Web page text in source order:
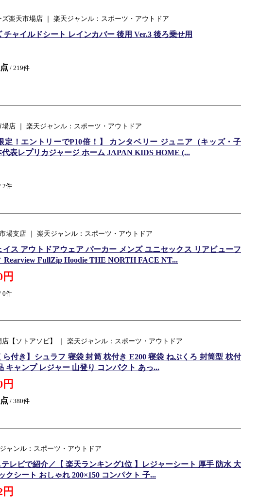
ズ楽天市場店 ｜ 楽天ジャンル：スポーツ・アウトドア
チャイルドシート レインカバー 後用 Ver.3 後ろ乗せ用
/ 219件
場店 ｜ 楽天ジャンル：スポーツ・アウトドア
定！エントリーでP10倍！】 カンタベリー ジュニア（キッズ・子
表レプリカジャージ ホーム JAPAN KIDS HOME (...
2件
場支店 ｜ 楽天ジャンル：スポーツ・アウトドア
ス アウトドアウェア パーカー メンズ ユニセックス リアビューフ
Rearview FullZip Hoodie THE NORTH FACE NT...
円
0件
店【ソトアソビ】 ｜ 楽天ジャンル：スポーツ・アウトドア
ら付き】シュラフ 寝袋 封筒 枕付き E200 寝袋 ねぶくろ 封筒型 枕付
キャンプ レジャー 山登り コンパクト あっ...
円
/ 380件
ャンル：スポーツ・アウトドア
レビで紹介／【 楽天ランキング1位 】レジャーシート 厚手 防水 大
クシート おしゃれ 200×150 コンパクト 子...
円